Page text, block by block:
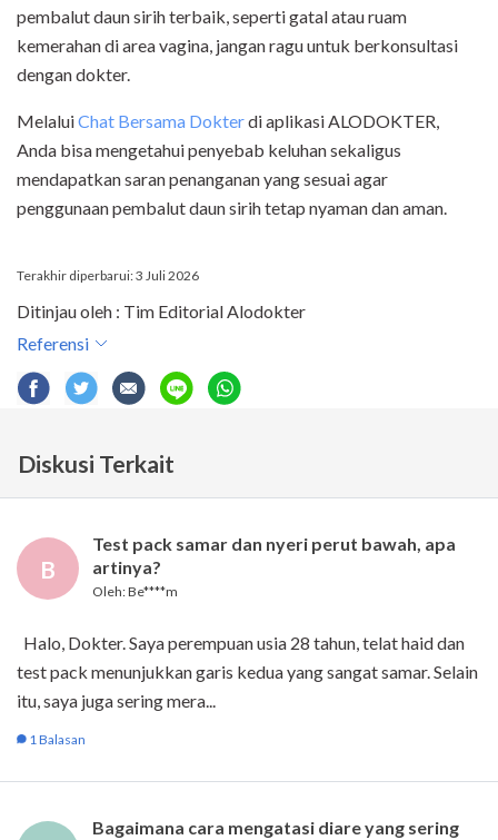
pembalut daun sirih terbaik, seperti gatal atau ruam
kemerahan di area vagina, jangan ragu untuk berkonsultasi
dengan dokter.
MelaluiChat Bersama Dokterdi aplikasi ALODOKTER,
Anda bisa mengetahui penyebab keluhan sekaligus
mendapatkan saran penanganan yang sesuai agar
penggunaan pembalut daun sirih tetap nyaman dan aman.
Terakhir diperbarui: 3 Juli 2026